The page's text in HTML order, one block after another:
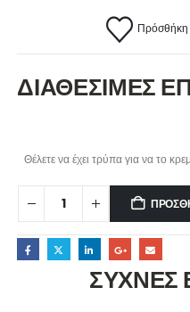
Πρόσθήκη
ΔΙΑΘΕΣΙΜΕΣ
Θέλετε να έχει τρύπα για να το
ΣΥΧΝΕΣ